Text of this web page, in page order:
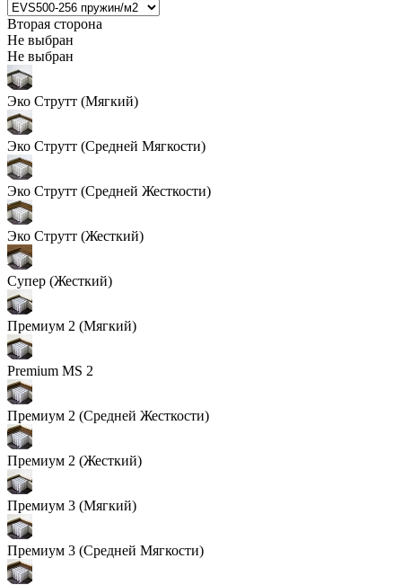
Вторая сторона
Не выбран
Не выбран
Эко Струтт (Мягкий)
Эко Струтт (Средней Мягкости)
Эко Струтт (Средней Жесткости)
Эко Струтт (Жесткий)
Супер (Жесткий)
Премиум 2 (Мягкий)
Premium MS 2
Премиум 2 (Средней Жесткости)
Премиум 2 (Жесткий)
Премиум 3 (Мягкий)
Премиум 3 (Средней Мягкости)